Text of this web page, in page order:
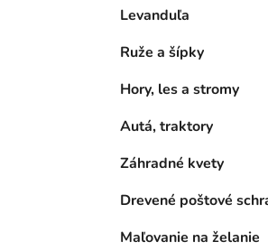
Levanduľa
Ruže a šípky
Hory, les a stromy
Autá, traktory
Záhradné kvety
Drevené poštové
Maľovanie na želanie